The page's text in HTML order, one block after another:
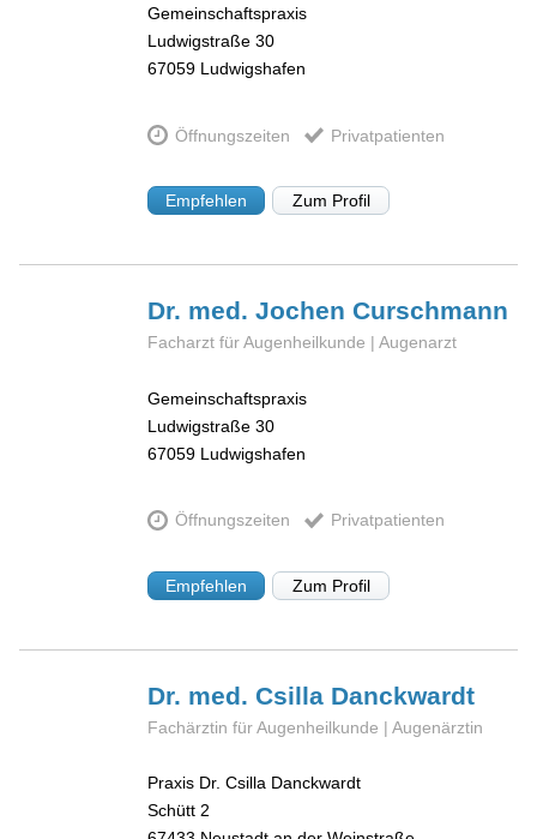
Gemeinschaftspraxis
Ludwigstraße 30
67059 Ludwigshafen
Öffnungszeiten Privatpatienten
Empfehlen Zum Profil
Dr. med. JochenCurschmann
Facharzt für Augenheilkunde | Augenarzt
Gemeinschaftspraxis
Ludwigstraße 30
67059 Ludwigshafen
Öffnungszeiten Privatpatienten
Empfehlen Zum Profil
Dr. med. Csilla Danckwardt
Fachärztin für Augenheilkunde | Augenärztin
Praxis Dr. Csilla Danckwardt
Schütt 2